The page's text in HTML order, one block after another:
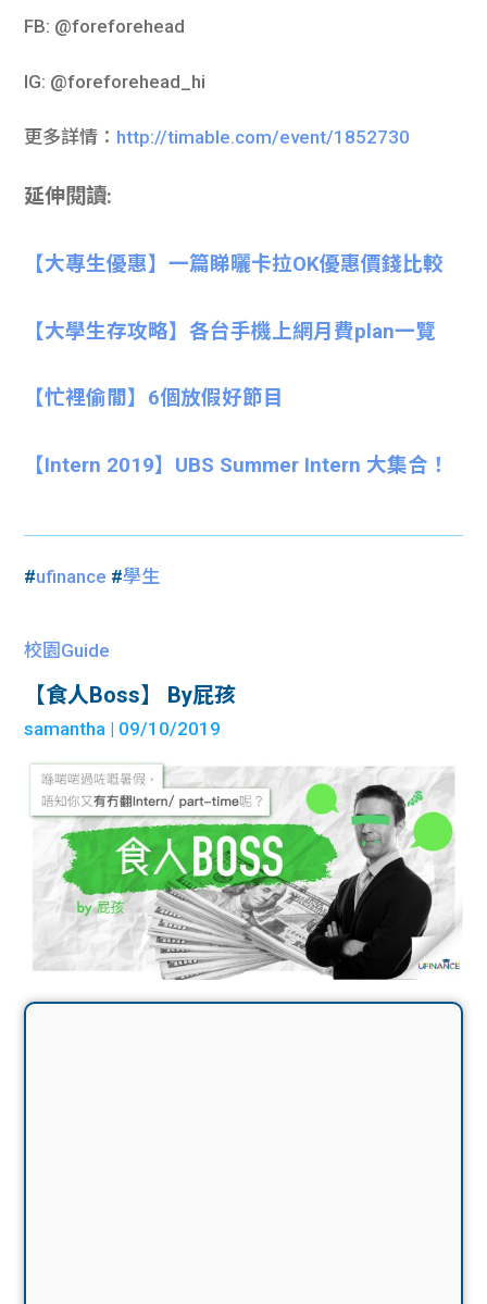
FB: @foreforehead
IG: @foreforehead_hi
更多詳情： http://timable.com/event/1852730
延伸閱讀:
【大專生優惠】一篇睇曬卡拉OK優惠價錢比較
【大學生存攻略】各台手機上網月費plan一覽
【忙裡偷閒】6個放假好節目
【Intern 2019】UBS Summer Intern 大集合！
#ufinance #學生
校園Guide
【食人Boss】 By屁孩
samantha | 09/10/2019